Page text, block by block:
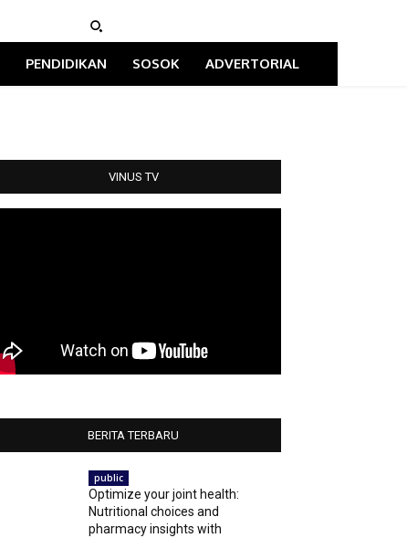
PENDIDIKAN SOSOK ADVERTORIAL
VINUS TV
BERITA TERBARU
public
Optimize your joint health:
Nutritional choices and
pharmacy insights with